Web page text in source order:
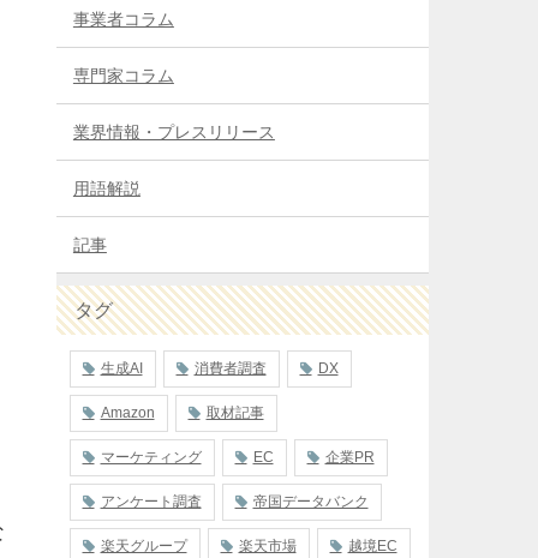
事業者コラム
専門家コラム
業界情報・プレスリリース
用語解説
記事
タグ
生成AI 消費者調査 DX
Amazon 取材記事
マーケティング EC 企業PR
アンケート調査 帝国データバンク
楽天グループ 楽天市場 越境EC